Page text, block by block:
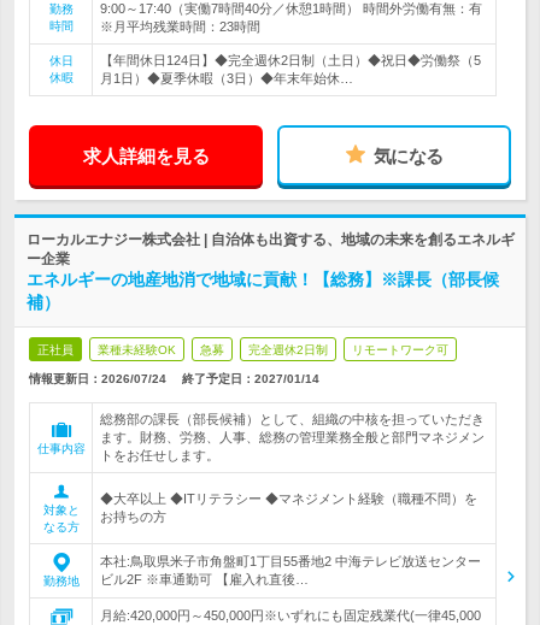
勤務
時間
9:00～17:40（実働7時間40分／休憩1時間） 時間外労働有無：有
※月平均残業時間：23時間
休日
休暇
【年間休日124日】◆完全週休2日制（土日）◆祝日◆労働祭（5
月1日）◆夏季休暇（3日）◆年末年始休…
求人詳細を見る 気になる
ローカルエナジー株式会社 | 自治体も出資する、地域の未来を創るエネルギ
ー企業
エネルギーの地産地消で地域に貢献！【総務】※課長（部長候
補）
正社員 業種未経験OK 急募 完全週休2日制 リモートワーク可
情報更新日：2026/07/24 終了予定日： 2027/01/14
仕事内容
総務部の課長（部長候補）として、組織の中核を担っていただき
ます。財務、労務、人事、総務の管理業務全般と部門マネジメン
トをお任せします。
対象と
なる方
◆大卒以上 ◆ITリテラシー ◆マネジメント経験（職種不問）を
お持ちの方
勤務地
本社:鳥取県米子市角盤町1丁目55番地2 中海テレビ放送センター
ビル2F ※車通勤可 【雇入れ直後…
月給:420,000円～450,000円※いずれにも固定残業代(一律45,000